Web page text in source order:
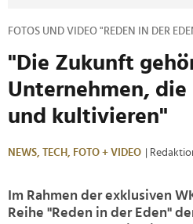
FOTOS UND VIDEO "REDEN IN DER
"Die Zukunft
Unternehmen, die
und kultivieren"
NEWS, TECH, FOTO + VIDEO |
Im Rahmen der exklusiven
Reihe "Reden in der Eden"